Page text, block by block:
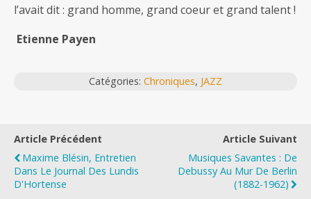
l’avait dit : grand homme, grand coeur et grand talent !
Etienne Payen
Catégories: Chroniques, JAZZ
Article Précédent
Maxime Blésin, Entretien
Dans Le Journal Des Lundis
D'Hortense
Article Suivant
Musiques Savantes : De
Debussy Au Mur De Berlin
(1882-1962)